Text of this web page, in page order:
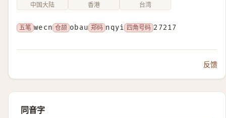
中国大陆 香港 台湾
五笔 wecn 仓颉 obau 郑码 nqyi 四角号码 27217
反馈
同音字